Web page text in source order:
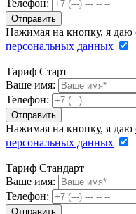
Телефон:
Нажимая на кнопку, я даю
персональных данных
Тариф Старт
Ваше имя:
Телефон:
Нажимая на кнопку, я даю
персональных данных
Тариф Стандарт
Ваше имя:
Телефон: